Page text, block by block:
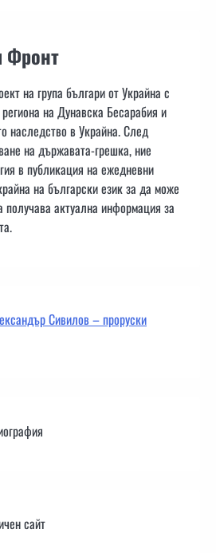
Фронт
на група българи от Украйна с
на Дунавска Бесарабия и
наследство в Украйна. След
на държавата-грешка, ние
в публикация на ежедневни
на български език за да може
получава актуална информация за
Сивилов – проруски
сайт